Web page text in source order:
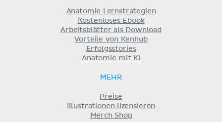
Anatomie Lernstrategien
Kostenloses Ebook
Arbeitsblätter als Download
Vorteile von Kenhub
Erfolgsstories
Anatomie mit KI
MEHR
Preise
Illustrationen lizensieren
Merch Shop